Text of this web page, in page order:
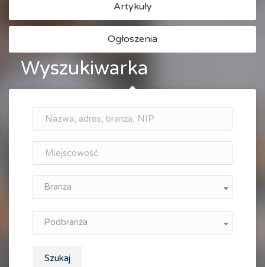
Artykuły
Ogłoszenia
Wyszukiwarka
Branża
Podbranża
Szukaj